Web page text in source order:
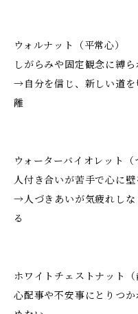
ウォルナット（平常心）
しがらみや固定観念に縛
→自分を信じ、新しい道を
離
ウォーターバイオレット（
人付き合いが苦手で心に
→人づきあいが気疲れしな
る
ホワイトチェストナット（
心配事や不安事にとりつ